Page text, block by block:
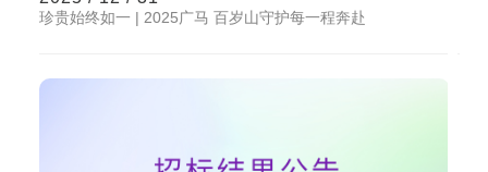
珍贵始终如一 | 2025广马 百岁山守护每一程奔赴